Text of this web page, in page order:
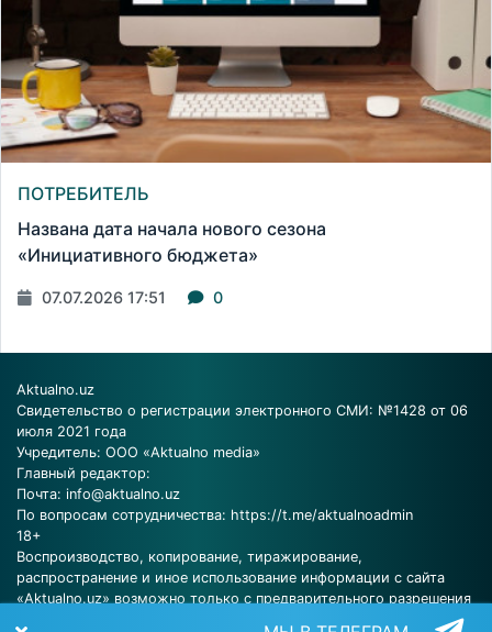
ПОТРЕБИТЕЛЬ
Названа дата начала нового сезона
«Инициативного бюджета»
07.07.2026 17:51 0
Aktualno.uz
Свидетельство о регистрации электронного СМИ: №1428 от 06
июля 2021 года
Учредитель: ООО «Aktualno media»
Главный редактор:
Почта: info@aktualno.uz
По вопросам сотрудничества: https://t.me/aktualnoadmin
18+
Воспроизводство, копирование, тиражирование,
распространение и иное использование информации с сайта
«Aktualno.uz» возможно только с предварительного разрешения